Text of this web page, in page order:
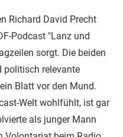
Richard David Precht
Podcast "Lanz und
sorgt. Die beiden
politisch relevante
Blatt vor den Mund.
Welt wohlfühlt, ist gar
als junger Mann